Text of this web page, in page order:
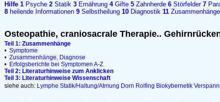
Hilfe 1 Psyche 2 Statik 3 Ernährung 4Gifte 5 Zahnherde 6 Störfelder 7
8 heilende Informationen 9 Selbstheilung 10 Diagnostik 11 Zusammenhänge
Osteopathie, craniosacrale Therapie..
Teil 1: Zusammenhänge
• Symptome
• Zusammenhänge, Diagnose
• Erfolgsberichte bei Symptomen A-Z
Teil 2: Literaturhinweise zum Anklicken
Teil 3: Literaturhinweise Wissenschaft
siehe auch: Lymphe Statik/Haltung/Atmung Dorn Rolfing Biokybernetik